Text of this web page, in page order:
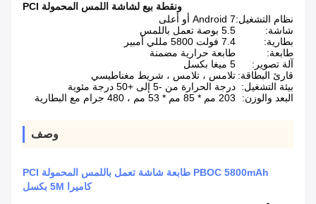
ونقطة بيع لشاشة اللمس المحمولة PCI
نظام التشغيل:Android 7 أو أعلى
شاشة:
5.5 بوصة تعمل باللمس
بطارية:
7.4 فولت 5800 مللي أمبير
طابعة:
طابعة حرارية مضمنة
آلة تصوير:
5 ميغا بكسل
قارئ البطاقة: تلامس ، تلامس ، شريط مغناطيسي
بيئة التشغيل: درجة الحرارة من -5 إلى +50 درجة مئوية
البعد والوزن:
203 مم * 85 مم * 53 مم ، 480 جرام مع البطارية
وصف
PBOC 5800mAh طابعة شاشة تعمل باللمس المحمولة PCI
كاميرا 5M بكسل